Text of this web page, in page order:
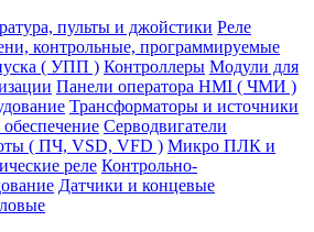
пульты и джойстики Реле
контрольные, программируемые
( УПП ) Контроллеры Модули для
Панели оператора HMI ( ЧМИ )
Транcформаторы и источники
Серводвигатели
( ПЧ, VSD, VFD ) Микро ПЛК и
реле Контрольно-
Датчики и концевые